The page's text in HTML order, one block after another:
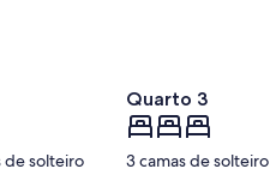
de solteiro
Quarto 3
3 camas de solteiro